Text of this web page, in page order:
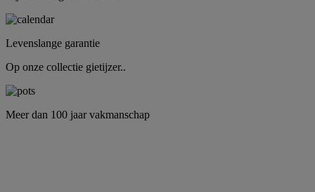
Levenslange garantie
Op onze collectie gietijzer..
Meer dan 100 jaar vakmanschap